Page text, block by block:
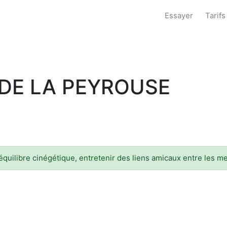
Essayer Tarifs
LA PEYROUSE
cinégétique, entretenir des liens amicaux entre les